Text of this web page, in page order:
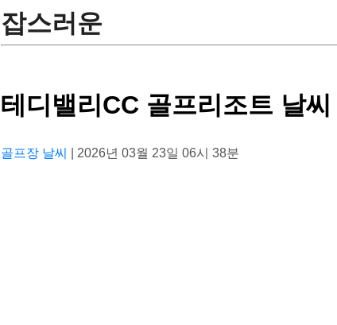
잡스러운
테디밸리CC 골프리조트 날
골프장 날씨 | 2026년 03월 23일 06시 38분